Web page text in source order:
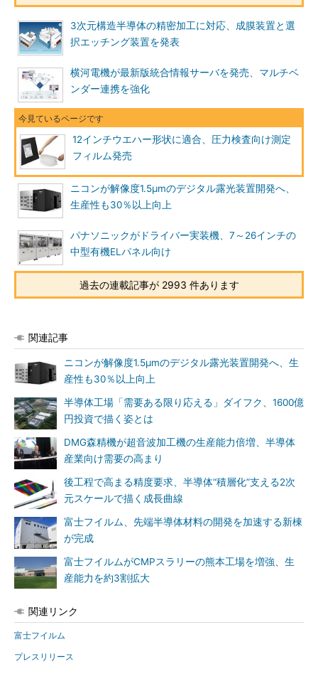
3次元構造半導体の精密加工に対応、成膜装置と選
択エッチング装置を発表
横河電機が最新版統合情報サーバを発売、マルチベ
ンダー連携を強化
12インチウエハー形状に適合、圧力検査向け測定
フィルム発売
ニコンが解像度1.5μmのデジタル露光装置開発へ、
生産性も30％以上向上
パナソニックがドライバー実装機、7～26インチの
中型有機ELパネル向け
過去の連載記事が 2993 件あります
関連記事
ニコンが解像度1.5μmのデジタル露光装置開発へ、生
産性も30％以上向上
半導体工場「需要ある限り応える」ダイフク、1600億
円投資で描く姿とは
DMG森精機が超音波加工機の生産能力倍増、半導体
産業向け需要の高まり
後工程で高まる精度要求、半導体“積層化”支える2次
元スケールで描く成長曲線
富士フイルム、先端半導体材料の開発を加速する新棟
が完成
富士フイルムがCMPスラリーの熊本工場を増強、生
産能力を約3割拡大
関連リンク
富士フイルム
プレスリリース